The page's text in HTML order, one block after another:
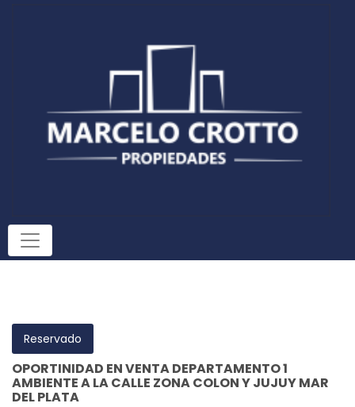
Reservado
OPORTINIDAD EN VENTA DEPARTAMENTO 1
AMBIENTE A LA CALLE ZONA COLON Y JUJUY MAR
DEL PLATA